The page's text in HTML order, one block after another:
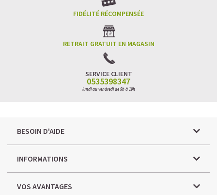
FIDÉLITÉ RÉCOMPENSÉE
RETRAIT GRATUIT EN MAGASIN
SERVICE CLIENT
0535398347
lundi au vendredi de 9h à 19h
BESOIN D'AIDE
INFORMATIONS
VOS AVANTAGES